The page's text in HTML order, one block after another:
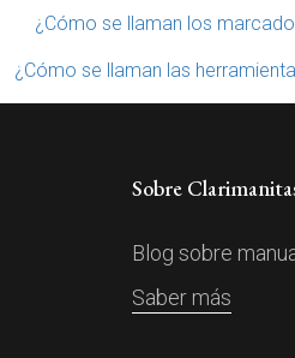
¿Cómo se llaman los
¿Cómo se llaman las
Sobre
Blog sobre
Saber más